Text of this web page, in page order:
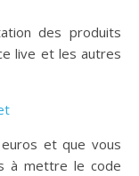
des produits
live et les autres
et que vous
à mettre le code